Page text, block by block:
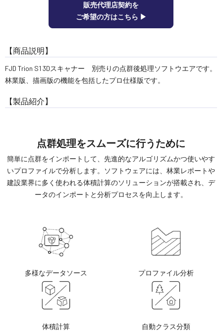
SEKIDO 会社概要
販売代理店契約を
ご希望の方はこちら ▶︎
【商品説明】
FJD Trion S1 3Dスキャナー 別売りの点群後処理ソフトウエアです。
林業版、描画版の機能を包括したプロ仕様版です。
【製品紹介】
点群処理をスムーズに行うために
簡単に点群をインポートして、先進的なアルゴリズムかつ使いやす
いプロファイルで分析します。ソフトウェアには、林業レポートや
建設業界に多く使われる体積計算のソリューションが搭載され、デ
ータのインポートと分析プロセスを向上します。
多様なデータソース プロファイル分析
体積計算 自動クラス分類